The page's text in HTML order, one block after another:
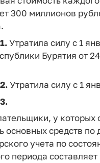
300 миллионов
Утратила силу с 1
Бурятия от
Утратила силу с 1
у которых
основных средств по
учета по
периода